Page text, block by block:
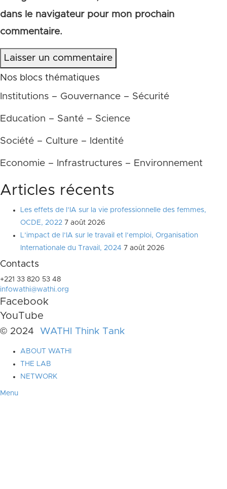
dans le navigateur pour mon prochain
commentaire.
Laisser un commentaire
Nos blocs thématiques
Institutions – Gouvernance – Sécurité
Education – Santé – Science
Société – Culture – Identité
Economie – Infrastructures – Environnement
Articles récents
Les effets de l’IA sur la vie professionnelle des femmes,
OCDE, 2022 7 août 2026
L’impact de l’IA sur le travail et l’emploi, Organisation
Internationale du Travail, 2024 7 août 2026
Contacts
+221 33 820 53 48
infowathi@wathi.org
Facebook
YouTube
© 2024 WATHI Think Tank
ABOUT WATHI
THE LAB
NETWORK
Menu